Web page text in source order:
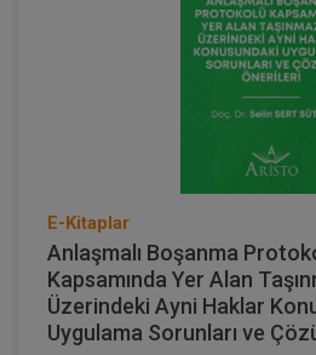
E-Kitaplar
Anlaşmalı Boşanma
Kapsamında Yer Alan
Üzerindeki Ayni Haklar
Uygulama Sorunları ve